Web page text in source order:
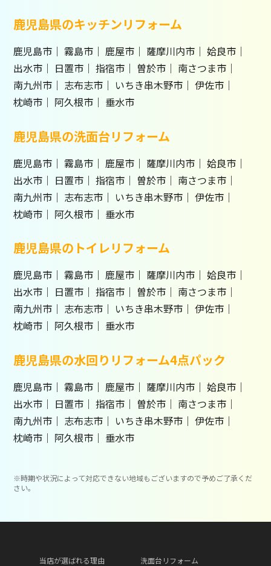
鹿児島県のキッチンリフォーム
鹿児島市 霧島市 鹿屋市 薩摩川内市
姶良市
出水市
日置市 指宿市 曽於市
南さつま市
南九州市
志布志市 いちき串木野市
伊佐市
枕崎市
阿久根市 垂水市
鹿児島県の洗面台リフォーム
鹿児島市 霧島市 鹿屋市 薩摩川内市
姶良市
出水市
日置市 指宿市 曽於市
南さつま市
南九州市
志布志市 いちき串木野市
伊佐市
枕崎市
阿久根市 垂水市
鹿児島県のトイレリフォーム
鹿児島市 霧島市 鹿屋市 薩摩川内市
姶良市
出水市
日置市 指宿市 曽於市
南さつま市
南九州市
志布志市 いちき串木野市
伊佐市
枕崎市
阿久根市 垂水市
鹿児島県の水回りリフォーム4点パック
鹿児島市 霧島市 鹿屋市 薩摩川内市
姶良市
出水市
日置市 指宿市 曽於市
南さつま市
南九州市
志布志市 いちき串木野市
伊佐市
枕崎市
阿久根市 垂水市
※時期や状況によって対応できない地域もございますので予めご了承くだ
さい。
当店が選ばれる理由 洗面台リフォーム